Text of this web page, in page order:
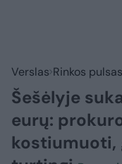
Verslas Rinkos pulsas
Šešėlyje
eurų:
kostiumuoti,